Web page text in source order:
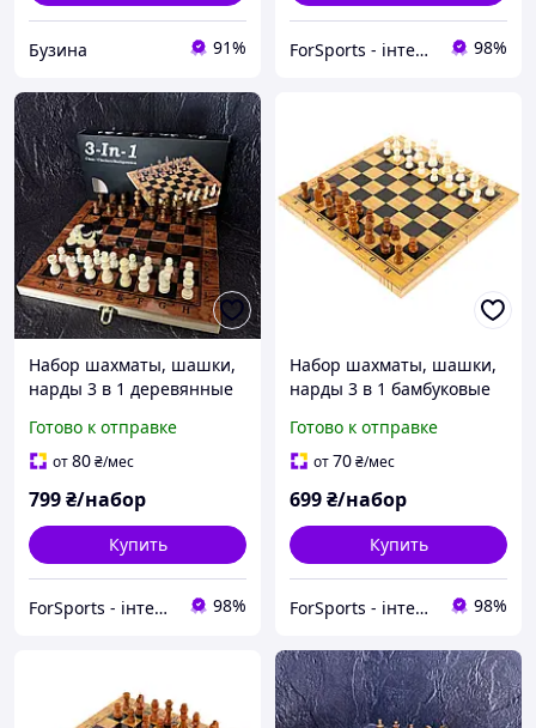
Бузина 91% ForSports - інтернет-магазин спортивних товарів 98%
Набор шахматы, шашки,
нарды 3 в 1 деревянные
39x39см)
Готово к отправке
от80₴/мес
799₴/набор
Купить
ForSports - інтернет-магазин спортивних товарів 98%
Набор шахматы, шашки,
нарды 3 в 1 бамбуковые
см)
Готово к отправке
от70₴/мес
699₴/набор
Купить
ForSports - інтернет-магазин спортивних товарів 98%